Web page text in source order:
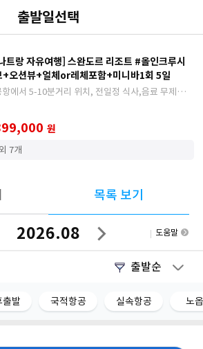
출발일선택
트랑 자유여행] 스완도르 리조트 #올인크루시
+오션뷰+얼체or레체포함+미니바1회 5일
항에서 5-10분거리 위치, 전일정 식사,음료 무제한
원
7개
목록 보기
2026.08
다
도움말
출발순
출발 국적항공 실속항공 노